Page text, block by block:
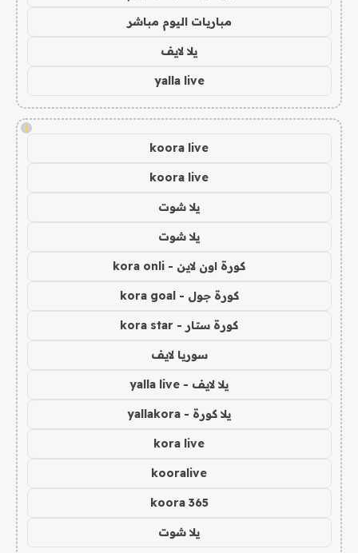
مباريات اليوم مباشر
يلا لايف
yalla live
!
koora live
koora live
يلا شوت
يلا شوت
كورة اون لاين - kora onli
كورة جول - kora goal
كورة ستار - kora star
سوريا لايف
يلا لايف - yalla live
يلا كورة - yallakora
kora live
kooralive
koora 365
يلا شوت